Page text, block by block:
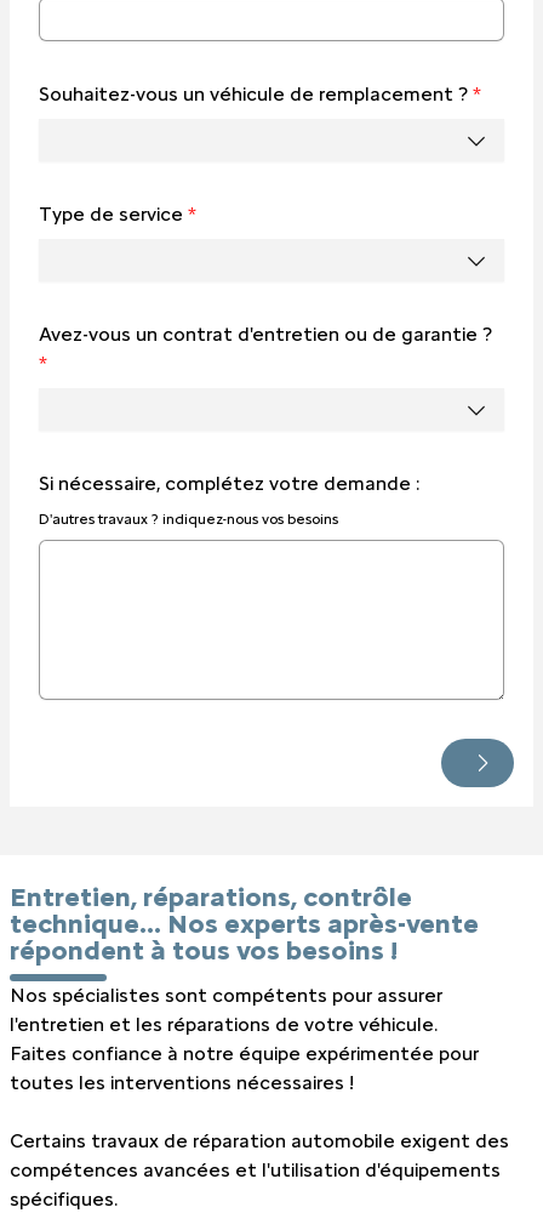
Souhaitez-vous un véhicule de remplacement ? *
Type de service *
Avez-vous un contrat d'entretien ou de garantie ?
*
Si nécessaire, complétez votre demande :
D'autres travaux ? indiquez-nous vos besoins
Entretien, réparations, contrôle
technique... Nos experts après-vente
répondent à tous vos besoins !
Nos spécialistes sont compétents pour assurer
l'entretien et les réparations de votre véhicule.
Faites confiance à notre équipe expérimentée pour
toutes les interventions nécessaires !
Certains travaux de réparation automobile exigent des
compétences avancées et l'utilisation d'équipements
spécifiques.